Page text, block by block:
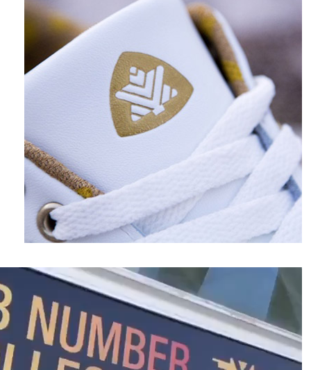
نمایشگر
ویدیو